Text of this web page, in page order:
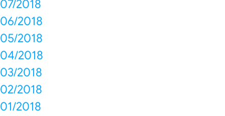
07/2018
06/2018
05/2018
04/2018
03/2018
02/2018
01/2018